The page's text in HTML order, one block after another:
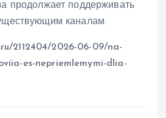
продолжает поддерживать
каналам.
2112404/2026-06-09/na-
es-nepriemlemymi-dlia-